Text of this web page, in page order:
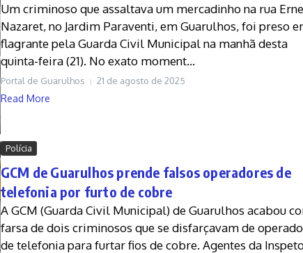
Um criminoso que assaltava um mercadinho na rua
Nazaret, no Jardim Paraventi, em Guarulhos, foi preso
flagrante pela Guarda Civil Municipal na manhã desta
quinta-feira (21). No exato moment...
Portal de Guarulhos 21 de agosto de 2025
Read More
Polícia
GCM de Guarulhos prende falsos operadores de
telefonia por furto de cobre
A GCM (Guarda Civil Municipal) de Guarulhos acabou
farsa de dois criminosos que se disfarçavam de
de telefonia para furtar fios de cobre. Agentes da